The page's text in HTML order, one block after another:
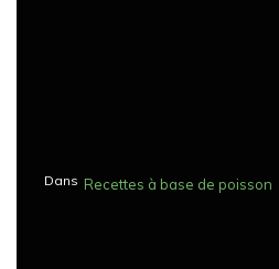
Dans Recettes à base de poisson